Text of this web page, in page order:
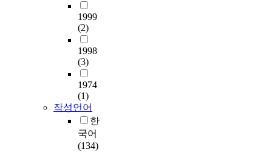
1999
(2)
1998
(3)
1974
(1)
작성언어
한
국어
(134)